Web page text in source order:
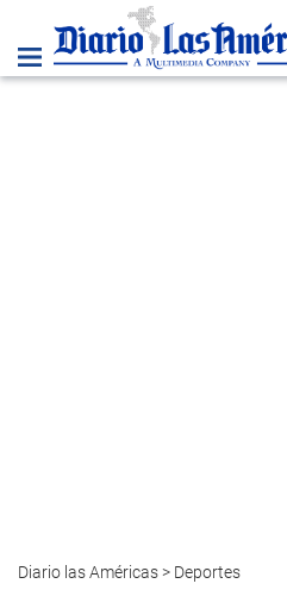
Diario las Américas> Deportes